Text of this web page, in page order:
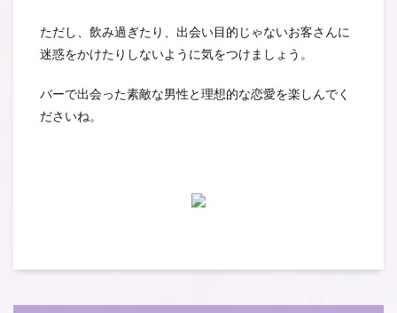
ただし、飲み過ぎたり、出会い目的じゃないお客さんに
迷惑をかけたりしないように気をつけましょう。
バーで出会った素敵な男性と理想的な恋愛を楽しんでく
ださいね。